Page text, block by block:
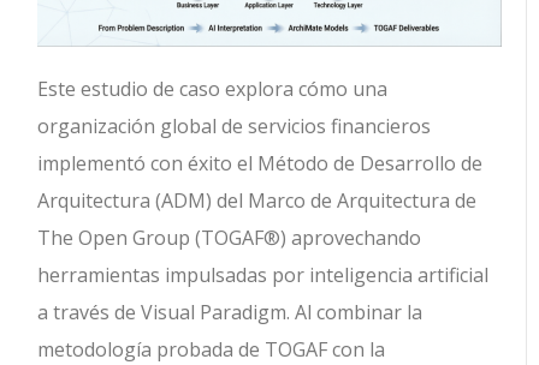
Este estudio de caso explora cómo una
organización global de servicios financieros
implementó con éxito el Método de Desarrollo de
Arquitectura (ADM) del Marco de Arquitectura de
The Open Group (TOGAF®) aprovechando
herramientas impulsadas por inteligencia artificial
a través de Visual Paradigm. Al combinar la
metodología probada de TOGAF con la